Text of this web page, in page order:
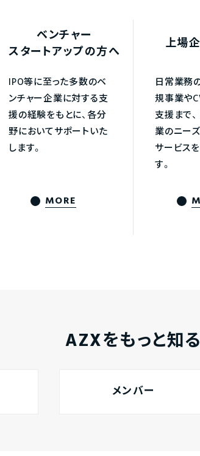
ベンチャー
スタートアップの方へ
IPO等に至った多数のベ
ンチャー企業に対する支
援の経験をもとに、各分
野においてサポートいた
します。
MORE
上場
日常業務
規事業や
支援まで、
業のニー
サービス
す。
AZXをもっと知る
メンバー